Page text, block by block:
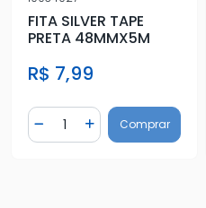
FITA SILVER TAPE
PRETA 48MMX5M
R$ 7,99
Diminuir Quantidade
Quantidade
Adicionar Quantidade
Comprar